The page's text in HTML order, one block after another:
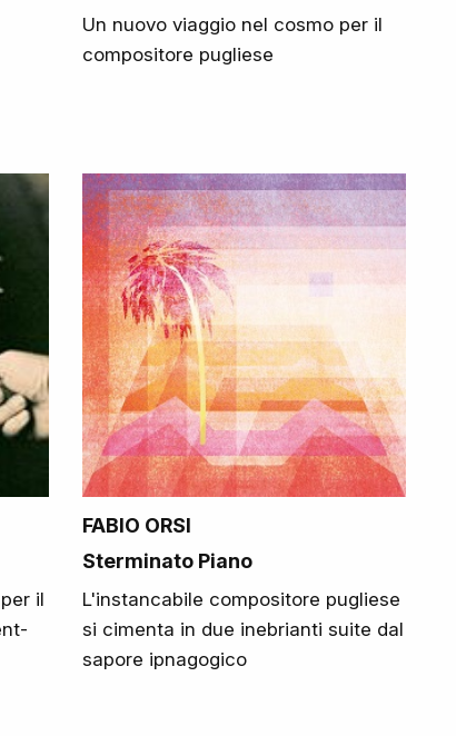
Un nuovo viaggio nel cosmo per il
compositore pugliese
il
FABIO ORSI
Sterminato Piano
L'instancabile compositore pugliese
si cimenta in due inebrianti suite dal
sapore ipnagogico